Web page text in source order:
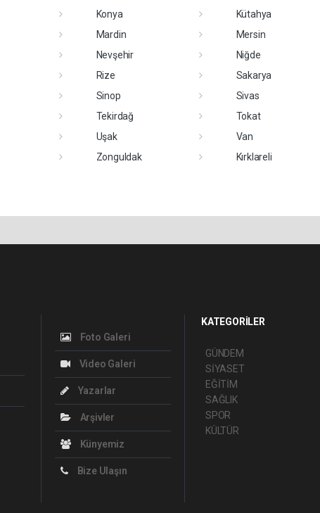
Konya
Kütahya
Mardin
Mersin
Nevşehir
Niğde
Rize
Sakarya
Sinop
Sivas
Tekirdağ
Tokat
Uşak
Van
Zonguldak
Kırklareli
Foto Galeri
Video Galeri
Yazarlar
Arşivler
Künyemiz
Bize Ulaşın
KATEGORİLER
GÜNDEM
SİYASET
EĞİTİM
SAĞLIK
SPOR
KÜLTÜR